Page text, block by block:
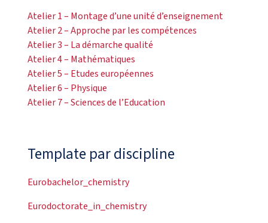
Atelier 1 – Montage d’une unité d’enseignement
Atelier 2 – Approche par les compétences
Atelier 3 – La démarche qualité
Atelier 4 – Mathématiques
Atelier 5 – Etudes européennes
Atelier 6 – Physique
Atelier 7 – Sciences de l’Education
Template par discipline
Eurobachelor_chemistry
Eurodoctorate_in_chemistry